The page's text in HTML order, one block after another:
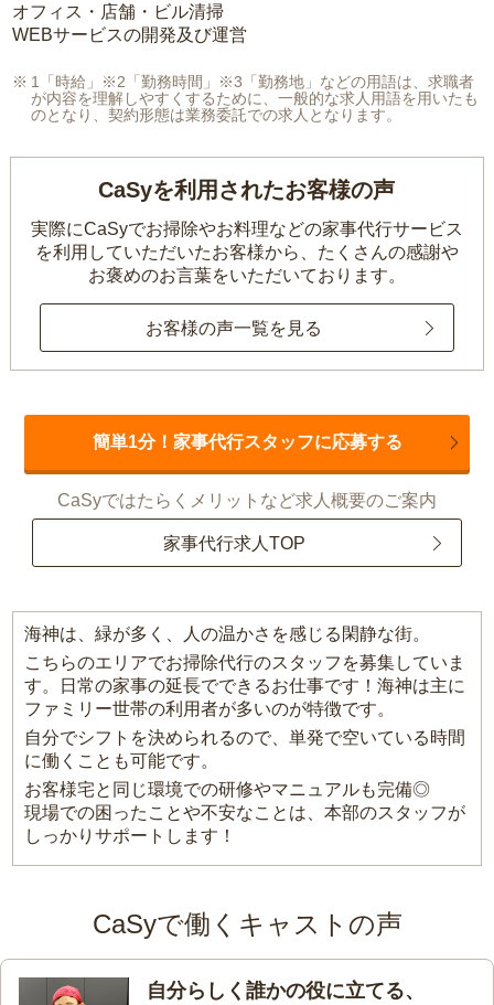
オフィス・店舗・ビル清掃
WEBサービスの開発及び運営
1「時給」※2「勤務時間」※3「勤務地」などの用語は、求職者
が内容を理解しやすくするために、一般的な求人用語を用いたも
のとなり、契約形態は業務委託での求人となります。
CaSyを利用されたお客様の声
実際にCaSyでお掃除やお料理などの家事代行サービス
を利用していただいたお客様から、 たくさんの感謝や
お褒めのお言葉をいただいております。
お客様の声一覧を見る
簡単1分！家事代行スタッフに応募する
CaSyではたらくメリットなど求人概要のご案内
家事代行求人TOP
海神は、緑が多く、人の温かさを感じる閑静な街。
こちらのエリアでお掃除代行のスタッフを募集していま
す。日常の家事の延長でできるお仕事です！海神は主に
ファミリー世帯の利用者が多いのが特徴です。
自分でシフトを決められるので、単発で空いている時間
に働くことも可能です。
お客様宅と同じ環境での研修やマニュアルも完備◎
現場での困ったことや不安なことは、本部のスタッフが
しっかりサポートします！
CaSyで働くキャストの声
自分らしく誰かの役に立てる、